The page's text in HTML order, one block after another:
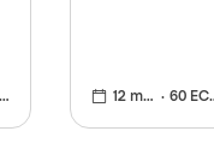
12 meses 60 ECTS